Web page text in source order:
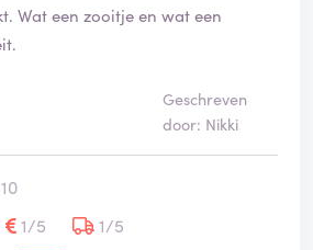
Wat een zooitje en wat een
Geschreven
door: Nikki
1/5
1/5